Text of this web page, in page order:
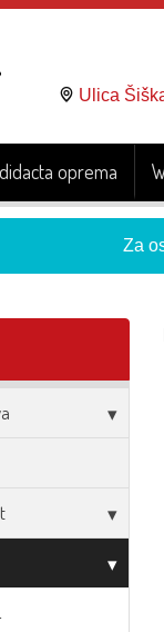
Ulica
oprema
Za